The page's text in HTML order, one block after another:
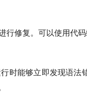
行修复。可以使用代
时能够立即发现语法